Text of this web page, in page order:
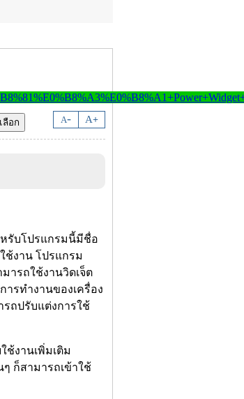
A- A+
หรับโปรแกรมนี้มีชื่อ
ช้งาน โปรแกรม
ารถใช้งานวิดเจ็ต
ารทำงานของเครื่อง
ถปรับแต่งการใช้
ช้งานเพิ่มเติม
ๆ ก็สามารถเข้าใช้